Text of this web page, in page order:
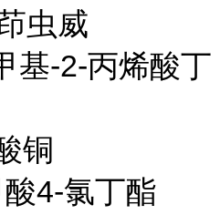
虫威
基-2-丙烯酸丁
铜
4-氯丁酯